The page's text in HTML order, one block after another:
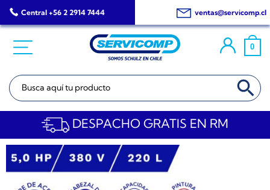
Saltar
al
Central +56 2 2914 7444 ventas@servicomp.cl
0
Buscar: BOTÓN DE
DESPACHO GRATIS EN RM